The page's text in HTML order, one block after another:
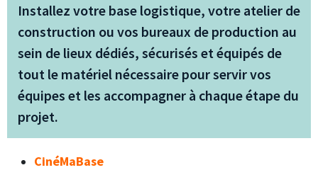
Installez votre base logistique, votre atelier de
construction ou vos bureaux de production au
sein de lieux dédiés, sécurisés et équipés de
tout le matériel nécessaire pour servir vos
équipes et les accompagner à chaque étape du
projet.
CinéMaBase